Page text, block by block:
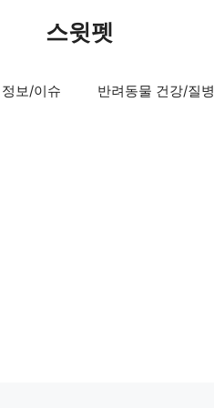
스윗펫
보/이슈 반려동물 건강/질병